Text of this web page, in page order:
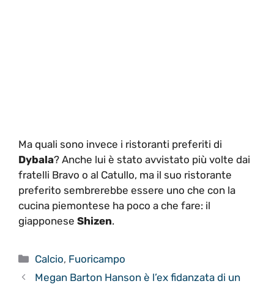
Ma quali sono invece i ristoranti preferiti di
Dybala? Anche lui è stato avvistato più volte dai
fratelli Bravo o al Catullo, ma il suo ristorante
preferito sembrerebbe essere uno che con la
cucina piemontese ha poco a che fare: il
giapponese Shizen.
Categorie
Calcio, Fuoricampo
Megan Barton Hanson è l’ex fidanzata di un